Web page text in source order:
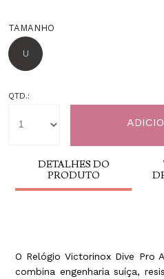
TAMANHO
U
QTD.:
DETALHES DO
PRODUTO
O Relógio Victorinox Dive Pro
combina engenharia suíça,